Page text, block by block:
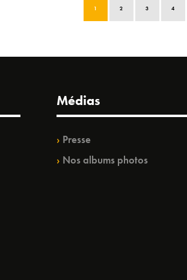
1 2 3 4
Médias
Presse
Nos albums photos